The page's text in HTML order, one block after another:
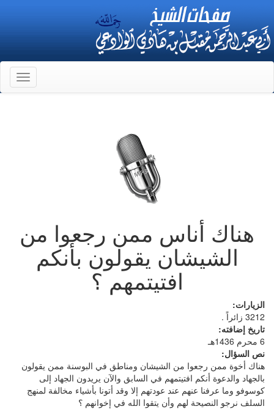
هناك أناس ممن رجعوا من
الشيشان يقولون بأنكم
افتيتمهم ؟
الزيارات:
3212 زائراً .
تاريخ إضافته:
6 محرم 1436هـ
نص السؤال:
هناك أخوة ممن رجعوا من الشيشان ومناطق في البوسنة ممن يقولون
بالجهاد والدعوة أنكم افتيتمهم في السابق والآن يريدون الجهاد إلى
كوسوفو وما عرفنا عنهم عند عودتهم إلا وقد أتونا بأشياء مخالفة لمنهج
السلف نرجو النصيحة لهم وأن يتقوا الله في إخوانهم ؟